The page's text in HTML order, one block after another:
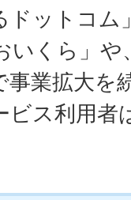
ドットコム
いくら」や
事業拡大を
ス利用者